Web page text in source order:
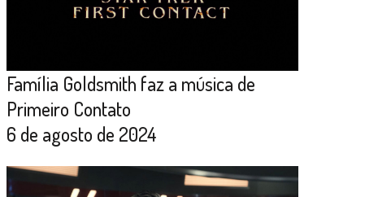
Família Goldsmith faz a música de
Primeiro Contato
6 de agosto de 2024